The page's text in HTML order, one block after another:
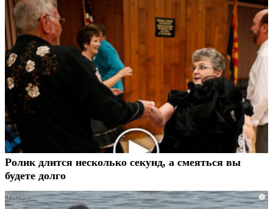
Ролик длится несколько секунд, а смеяться вы
будете долго
i